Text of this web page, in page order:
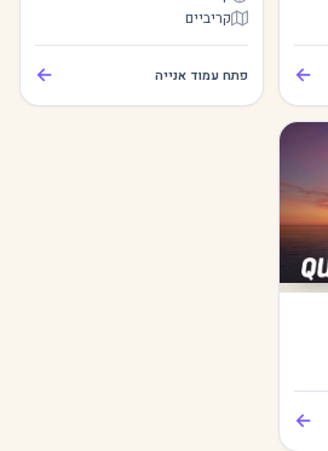
←
קריביים
פתח עמוד אנייה ←
←